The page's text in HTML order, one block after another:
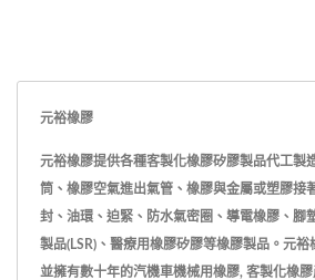
元裕橡膠
元裕橡膠提供各種客製化橡膠矽膠製品代工製
筒、橡膠空氣進出氣管、橡膠與金屬或塑膠接
封、油環、迫緊、防水氣密圈、導電橡膠、腳
製品(LSR)、醫療用橡膠矽膠等橡膠製品。元
並擁有數十年的汽機車機械用橡膠, 客製化橡